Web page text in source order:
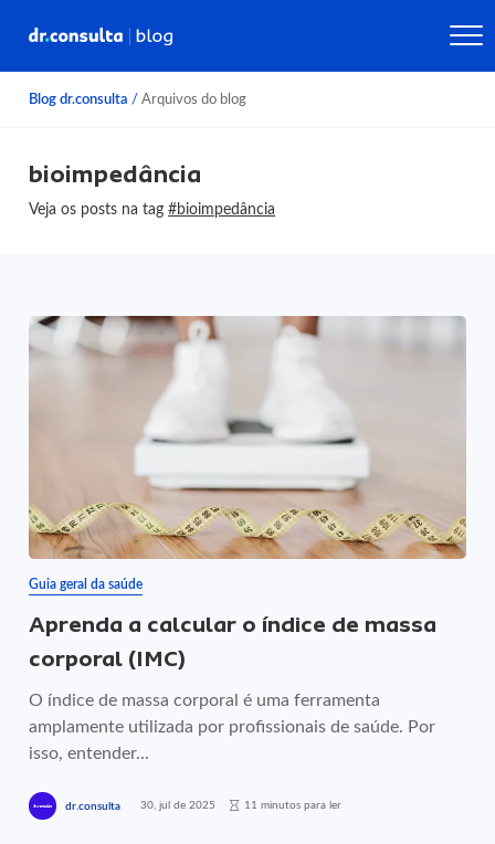
Blog dr.consulta / Arquivos do blog
bioimpedância
Veja os posts na tag#bioimpedância
Guia geral da saúde
Aprenda a calcular o índice de massa
corporal (IMC)
O índice de massa corporal é uma ferramenta
amplamente utilizada por profissionais de saúde. Por
isso, entender...
dr.consulta 30, jul de 2025 11 minutos para ler